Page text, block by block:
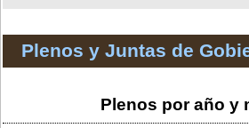
Plenos y Juntas de
Plenos por año y